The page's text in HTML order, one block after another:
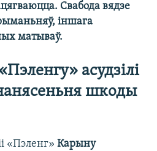
Свабода вядзе
іншага
матываў.
асудзілі
шкоды
«Пэленг» Карыну